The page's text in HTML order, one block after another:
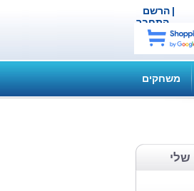
הרשם |
התחבר
משחקים
שלי